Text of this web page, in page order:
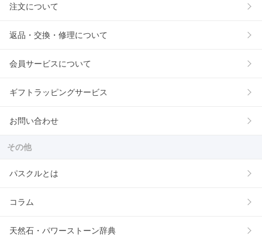
注文について
返品・交換・修理について
会員サービスについて
ギフトラッピングサービス
お問い合わせ
その他
パスクルとは
コラム
天然石・パワーストーン辞典